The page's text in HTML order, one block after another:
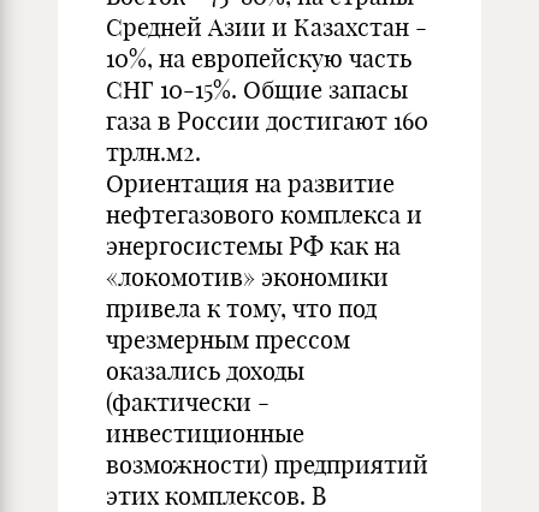
Средней Азии и Казахстан -
10%, на европейскую часть
СНГ 10-15%. Общие запасы
газа в России достигают 160
трлн.м2.
Ориентация на развитие
нефтегазового комплекса и
энергосистемы РФ как на
«локомотив» экономики
привела к тому, что под
чрезмерным прессом
оказались доходы
(фактически -
инвестиционные
возможности) предприятий
этих комплексов. В